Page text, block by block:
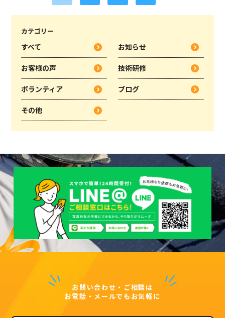
カテゴリー
すべて お知らせ
お客様の声 技術研修
ボランティア ブログ
その他
お問い合わせ・ご相談は
お電話・メールでもお気軽に